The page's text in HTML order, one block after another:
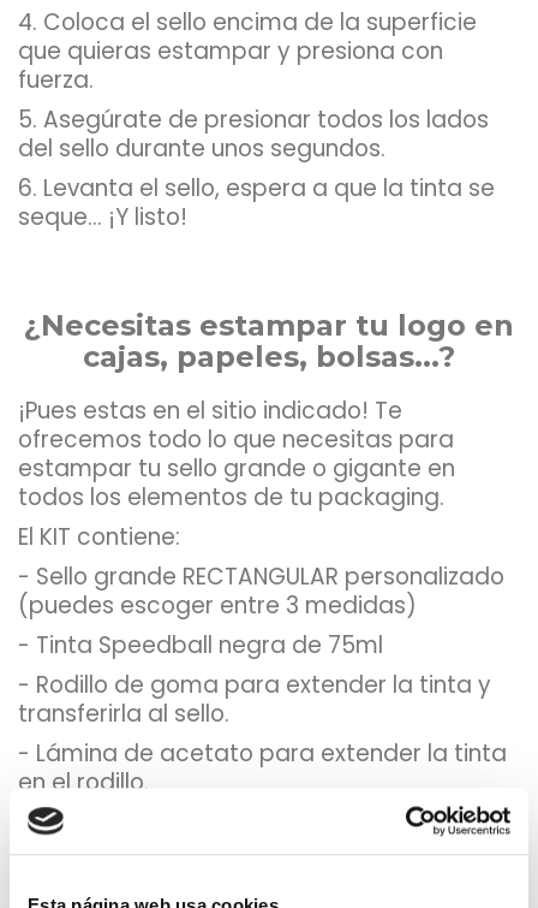
4. Coloca el sello encima de la superficie
que quieras estampar y presiona con
fuerza.
5. Asegúrate de presionar todos los lados
del sello durante unos segundos.
6. Levanta el sello, espera a que la tinta se
seque... ¡Y listo!
¿Necesitas estampar tu logo en
cajas, papeles, bolsas...?
¡Pues estas en el sitio indicado! Te
ofrecemos todo lo que necesitas para
estampar tu sello grande o gigante en
todos los elementos de tu packaging.
El KIT contiene:
- Sello grande RECTANGULAR personalizado
(puedes escoger entre 3 medidas)
- Tinta Speedball negra de 75ml
- Rodillo de goma para extender la tinta y
transferirla al sello.
- Lámina de acetato para extender la tinta
en el rodillo.
¿Porque comprar mi sello